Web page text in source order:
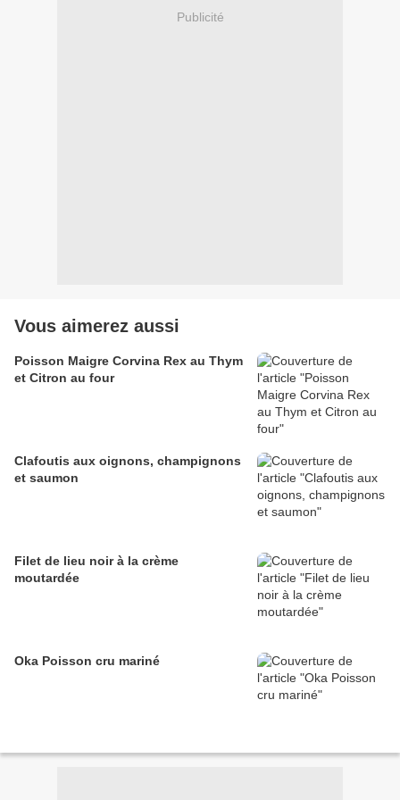
Publicité
Vous aimerez aussi
Poisson Maigre Corvina Rex au Thym
et Citron au four
Clafoutis aux oignons, champignons
et saumon
Filet de lieu noir à la crème
moutardée
Oka Poisson cru mariné